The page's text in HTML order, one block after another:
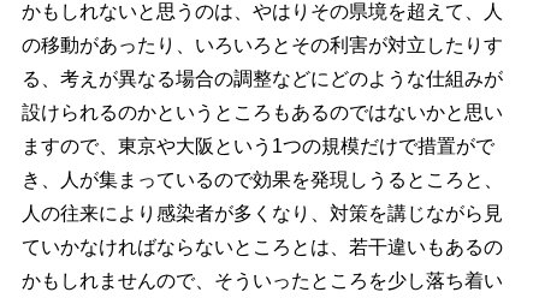
かもしれないと思うのは、やはりその県境を超えて、人
の移動があったり、いろいろとその利害が対立したりす
る、考えが異なる場合の調整などにどのような仕組みが
設けられるのかというところもあるのではないかと思い
ますので、東京や大阪という1つの規模だけで措置がで
き、人が集まっているので効果を発現しうるところと、
人の往来により感染者が多くなり、対策を講じながら見
ていかなければならないところとは、若干違いもあるの
かもしれませんので、そういったところを少し落ち着い